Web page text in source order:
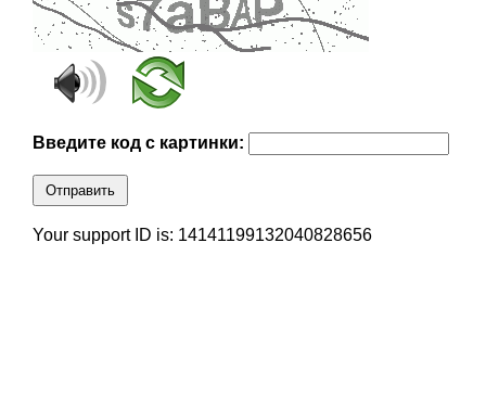
Введите код с картинки:
Отправить
Your support ID is: 14141199132040828656